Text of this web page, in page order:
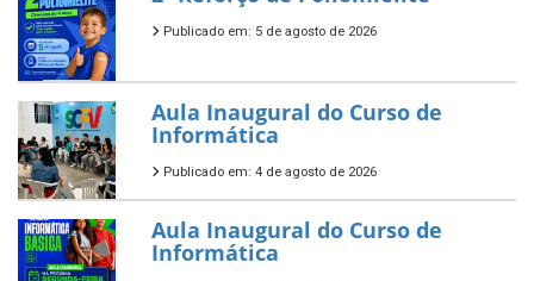
Publicado em: 5 de agosto de 2026
Aula Inaugural do Curso de
Informática
Publicado em: 4 de agosto de 2026
Aula Inaugural do Curso de
Informática